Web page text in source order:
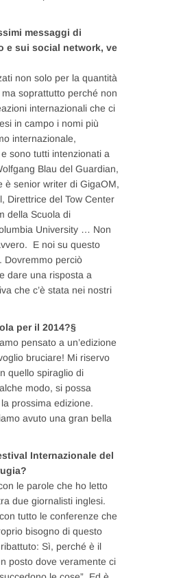
messaggi di
e sui social network, ve
non solo per la quantità
soprattutto perché non
internazionali che ci
in campo i nomi più
internazionale,
sono tutti intenzionati a
Blau del Guardian,
è senior writer di GigaOM,
Direttrice del Tow Center
della Scuola di
University … Non
E noi su questo
Dovremmo perciò
dare una risposta a
che c’è stata nei nostri
per il 2014?§
pensato a un’edizione
bruciare! Mi riservo
quello spiraglio di
modo, si possa
prossima edizione.
avuto una gran bella
Internazionale del
le parole che ho letto
due giornalisti inglesi.
tutto le conferenze che
bisogno di questo
Sì, perché è il
posto dove veramente ci